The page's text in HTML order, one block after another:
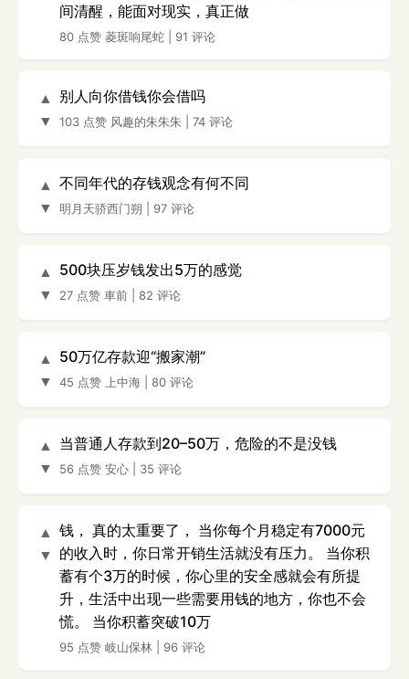
间清醒，能面对现实，真正做
80 点赞 菱斑响尾蛇 91 评论
▲
▼
别人向你借钱你会借吗
103 点赞 风趣的朱朱朱 74 评论
▲
▼
不同年代的存钱观念有何不同
明月天骄西门朔 97 评论
▲
▼
500块压岁钱发出5万的感觉
27 点赞 車前 82 评论
▲
▼
50万亿存款迎“搬家潮”
45 点赞 上中海 80 评论
▲
▼
当普通人存款到20–50万，危险的不是没钱
56 点赞 安心 35 评论
▲
▼
钱， 真的太重要了， 当你每个月稳定有7000元
的收入时，你日常开销生活就没有压力。 当你积
蓄有个3万的时候，你心里的安全感就会有所提
升，生活中出现一些需要用钱的地方，你也不会
慌。 当你积蓄突破10万
95 点赞 岐山保林 96 评论